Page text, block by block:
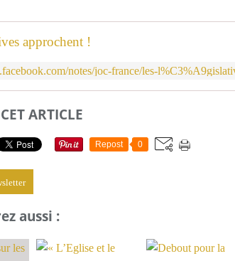
approchent !
ARTICLE
Repost 0
aussi :